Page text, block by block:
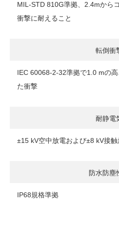
MIL-STD 810G準拠、2.4mから
衝撃に耐えること
転倒衝
IEC 60068-2-32準拠で1.0 mの
た衝撃
耐静電
±15 kV空中放電および±8 kV接触
防水防塵
IP68規格準拠